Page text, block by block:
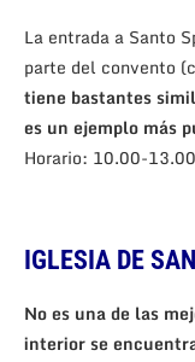
La entrada a Santo
parte del convento
tiene bastantes
es un ejemplo más
Horario: 10.00-
IGLESIA DE
No es una de las
interior se